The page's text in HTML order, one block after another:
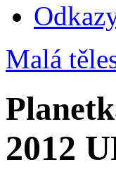
Malá
2012